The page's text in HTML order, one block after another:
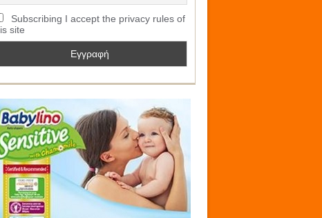
Subscribing I accept the privacy rules of
site